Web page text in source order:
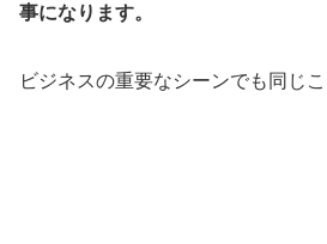
事になります。
ビジネスの重要なシーンでも同じ